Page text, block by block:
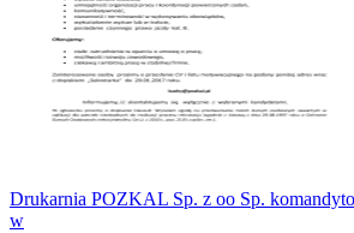
Drukarnia POZKAL Sp. z oo Sp.
w